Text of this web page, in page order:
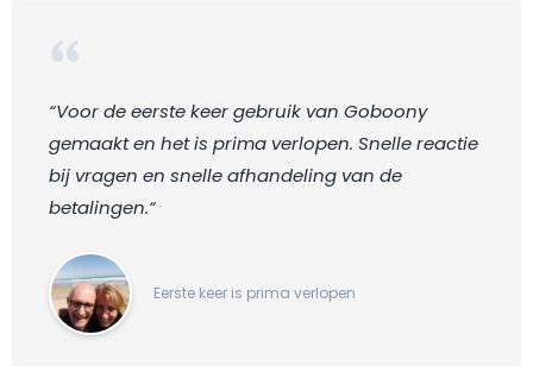
“Voor de eerste keer gebruik van Goboony
gemaakt en het is prima verlopen. Snelle reactie
bij vragen en snelle afhandeling van de
betalingen.“
Eerste keer is prima verlopen